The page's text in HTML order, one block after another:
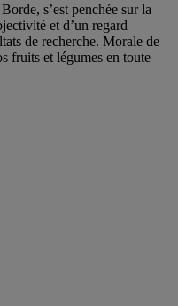
s’est penchée sur la
et d’un regard
de recherche. Morale de
fruits et légumes en toute